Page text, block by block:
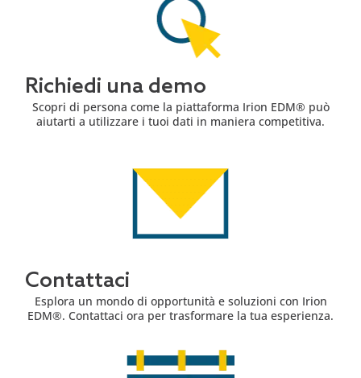
Richiedi una demo
Scopri di persona come la piattaforma Irion EDM® può
aiutarti a utilizzare i tuoi dati in maniera competitiva.
Contattaci
Esplora un mondo di opportunità e soluzioni con Irion
EDM®. Contattaci ora per trasformare la tua esperienza.